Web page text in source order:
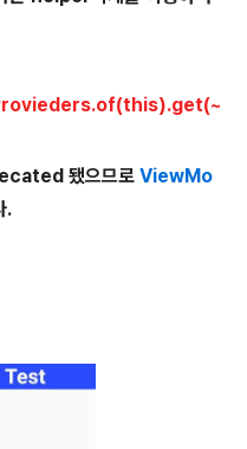
됐으므로 ViewMo
.